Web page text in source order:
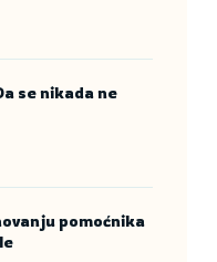
se nikada ne
pomoćnika